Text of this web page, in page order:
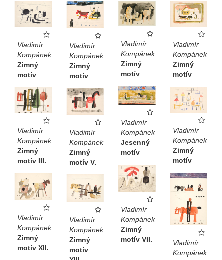
Vladimír
Kompánek
Zimný
motív
Vladimír
Kompánek
Zimný
motív
Vladimír
Kompánek
Zimný
motív
Vladimír
Kompánek
Zimný
motív
Vladimír
Kompánek
Jesenný
motív
Vladimír
Kompánek
Zimný
motív
Vladimír
Kompánek
Zimný
motív III.
Vladimír
Kompánek
Zimný
motív V.
Vladimír
Kompánek
Zimný
motív VII.
Vladimír
Kompánek
Vladimír
Kompánek
Zimný
motív XII.
Vladimír
Kompánek
Zimný
motív